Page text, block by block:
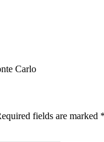
Carlo
fields are marked